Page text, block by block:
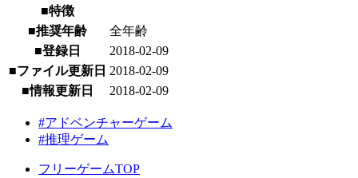
■特徴
■推奨年齢
全年齢
■登録日
2018-02-09
■ファイル更新日 2018-02-09
■情報更新日
2018-02-09
#アドベンチャーゲーム
#推理ゲーム
フリーゲームTOP